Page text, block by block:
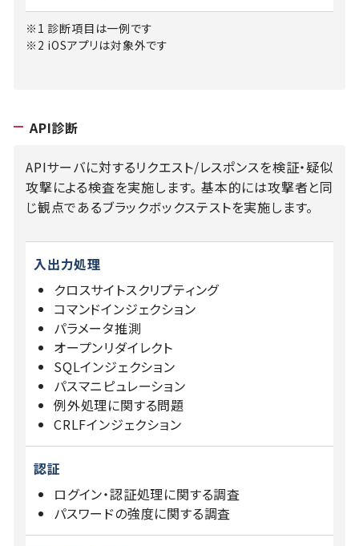
※1 診断項目は一例です
※2 iOSアプリは対象外です
API診断
APIサーバに対するリクエスト/レスポンスを検証・疑似
攻撃による検査を実施します。 基本的には攻撃者と同
じ観点であるブラックボックステストを実施します。
入出力処理
クロスサイトスクリプティング
コマンドインジェクション
パラメータ推測
オープンリダイレクト
SQLインジェクション
パスマニピュレーション
例外処理に関する問題
CRLFインジェクション
認証
ログイン・認証処理に関する調査
パスワードの強度に関する調査